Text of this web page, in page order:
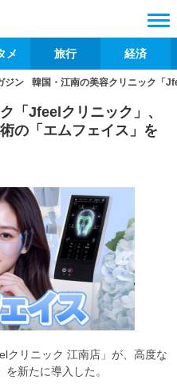
メ 旅行 経済
ジン 韓国・江南の美容クリニック「
「Jfeelクリニック」、
の「エムフェイス」を
クリニック 江南店」が、高度な
新たに導入した。